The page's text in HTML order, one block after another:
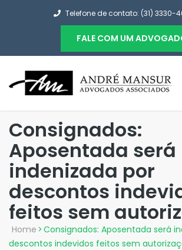
Telefone de contato: (31) 3330-
FALE COM UM
Consignados:
Aposentada será
indenizada por
descontos
feitos sem
Home > Consignados: Aposentada será
descontos indevidos feitos sem